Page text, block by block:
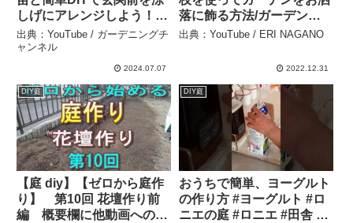
しげにアレンジしよう！ #
ガーデニング #flowers #園
芸 #DIY – ガーデニングチ
出典：YouTube / ガーデニングチ
ャンネル
2024.07.07
落に飾る方法/ガーデンの
ライトアップ/簡単な
フト – ERI NAGANO
出典：YouTube / ERI NAGANO
2022.12.31
DIY庭
【庭 diy】【ゼロから庭作
り】 第10回 花壇作り前
編 概要欄に他動画へのリ
DIY庭
おうちで簡単、ヨーグルト
の作り方 #ヨーグルト #ロ
ニエの庭 #ロニエ #田舎 #